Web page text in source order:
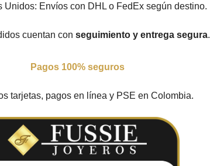
Envíos con DHL o FedEx según destino.
cuentan con seguimiento y entrega segura.
Pagos 100% seguros
tarjetas, pagos en línea y PSE en Colombia.